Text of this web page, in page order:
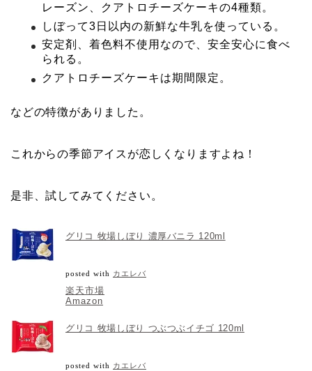
レーズン、クアトロチーズケーキの4種類。
しぼって3日以内の新鮮な牛乳を使っている。
安定剤、着色料不使用なので、安全安心に食べ
られる。
クアトロチーズケーキは期間限定。
などの特徴がありました。
これからの季節アイスが恋しくなりますよね！
是非、試してみてください。
グリコ 牧場しぼり 濃厚バニラ 120ml
posted with カエレバ
楽天市場
Amazon
グリコ 牧場しぼり つぶつぶイチゴ 120ml
posted with カエレバ